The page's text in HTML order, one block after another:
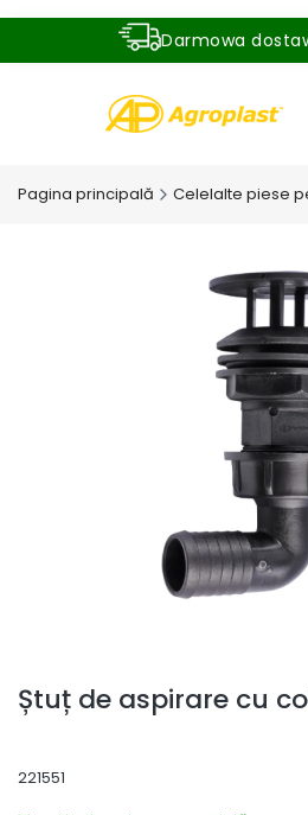
Darmowa
Pagina principală
Ștuț de aspirare cu
221551